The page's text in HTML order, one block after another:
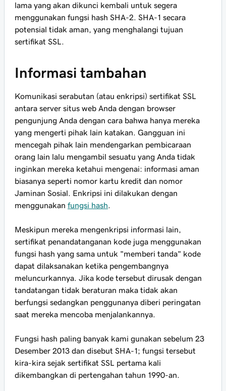
lama yang akan dikunci kembali untuk segera
menggunakan fungsi hash SHA-2. SHA-1 secara
potensial tidak aman, yang menghalangi tujuan
sertifikat SSL.
Informasi tambahan
Komunikasi serabutan (atau enkripsi) sertifikat SSL
antara server situs web Anda dengan browser
pengunjung Anda dengan cara bahwa hanya mereka
yang mengerti pihak lain katakan. Gangguan ini
mencegah pihak lain mendengarkan pembicaraan
orang lain lalu mengambil sesuatu yang Anda tidak
inginkan mereka ketahui mengenai: informasi aman
biasanya seperti nomor kartu kredit dan nomor
Jaminan Sosial. Enkripsi ini dilakukan dengan
menggunakan fungsi hash
Meskipun mereka mengenkripsi informasi lain,
sertifikat penandatanganan kode juga menggunakan
fungsi hash yang sama untuk "memberi tanda" kode
dapat dilaksanakan ketika pengembangnya
meluncurkannya. Jika kode tersebut dirusak dengan
tandatangan tidak beraturan maka tidak akan
berfungsi sedangkan penggunanya diberi peringatan
saat mereka mencoba menjalankannya.
Fungsi hash paling banyak kami gunakan sebelum 23
Desember 2013 dan disebut SHA-1; fungsi tersebut
kira-kira sejak sertifikat SSL pertama kali
dikembangkan di pertengahan tahun 1990-an.